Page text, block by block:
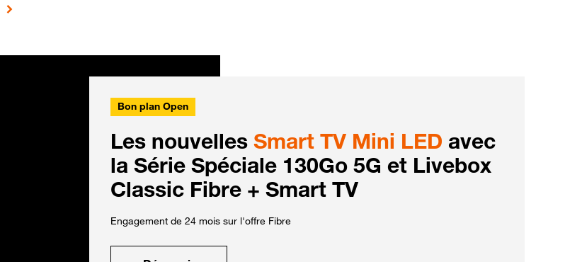
Bon plan Open
Les nouvelles Smart TV Mini LED avec
la Série Spéciale 130Go 5G et Livebox
Classic Fibre + Smart TV
Engagement de 24 mois sur l'offre Fibre